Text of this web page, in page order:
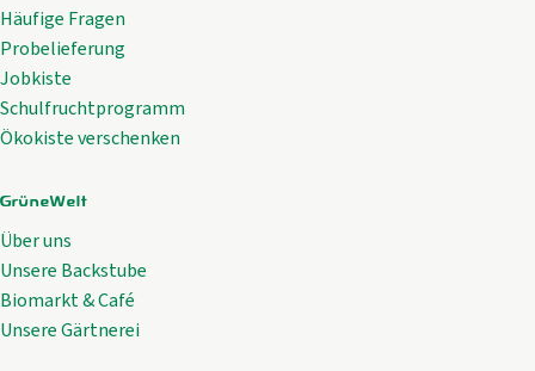
Häufige Fragen
Probelieferung
Jobkiste
Schulfruchtprogramm
Ökokiste verschenken
GrüneWelt
Über uns
Unsere Backstube
Biomarkt & Café
Unsere Gärtnerei